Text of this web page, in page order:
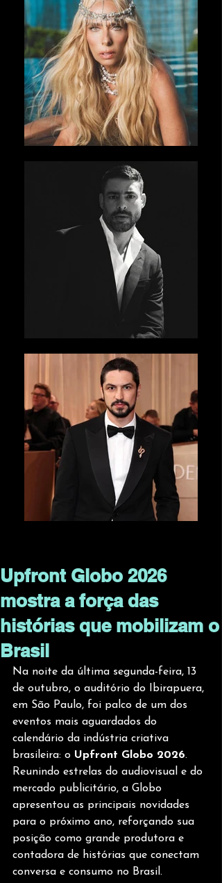
Upfront Globo 2026
mostra a força das
histórias que mobilizam o
Brasil
Na noite da última segunda-feira, 13
de outubro, o auditório do Ibirapuera,
em São Paulo, foi palco de um dos
eventos mais aguardados do
calendário da indústria criativa
brasileira: o Upfront Globo 2026.
Reunindo estrelas do audiovisual e do
mercado publicitário, a Globo
apresentou as principais novidades
para o próximo ano, reforçando sua
posição como grande produtora e
contadora de histórias que conectam
conversa e consumo no Brasil.